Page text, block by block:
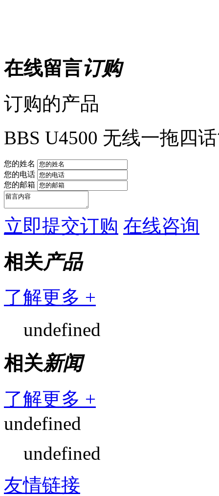
在线留言订购
订购的产品
BBS U4500 无线一拖四
您的姓名
您的电话
您的邮箱
立即提交订购 在线咨询
相关产品
了解更多 +
undefined
相关新闻
了解更多 +
undefined
undefined
友情链接